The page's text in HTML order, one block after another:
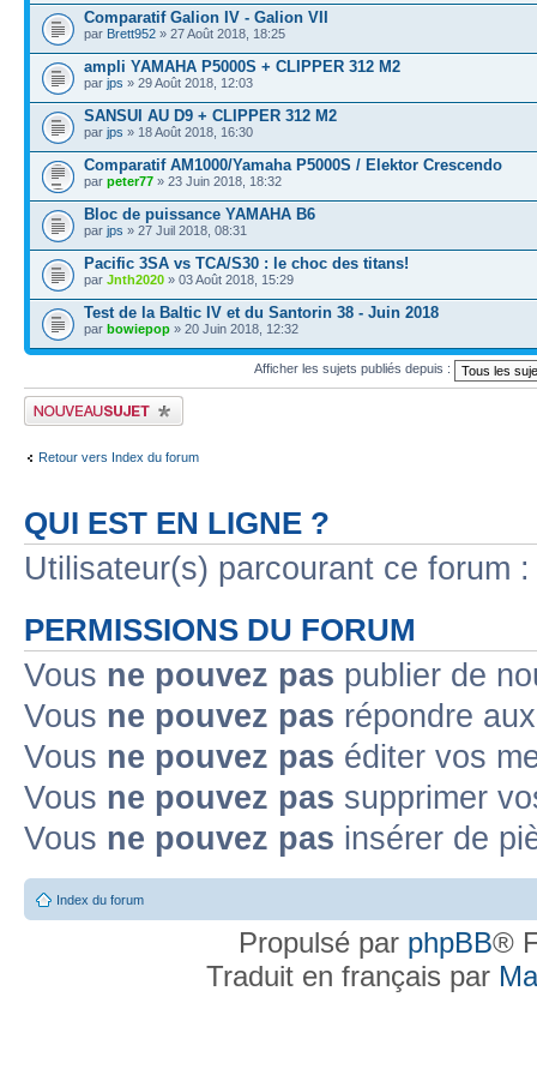
Comparatif Galion IV - Galion VII
par Brett952 » 27 Août 2018, 18:25
ampli YAMAHA P5000S + CLIPPER 312 M2
par jps » 29 Août 2018, 12:03
SANSUI AU D9 + CLIPPER 312 M2
par jps » 18 Août 2018, 16:30
Comparatif AM1000/Yamaha P5000S / Elektor Crescendo
par peter77 » 23 Juin 2018, 18:32
Bloc de puissance YAMAHA B6
par jps » 27 Juil 2018, 08:31
Pacific 3SA vs TCA/S30 : le choc des titans!
par Jnth2020 » 03 Août 2018, 15:29
Test de la Baltic IV et du Santorin 38 - Juin 2018
par bowiepop » 20 Juin 2018, 12:32
Afficher les sujets publiés depuis :
Publier un nouveau sujet
Retour vers Index du forum
QUI EST EN LIGNE ?
Utilisateur(s) parcourant ce forum
PERMISSIONS DU FORUM
Vous ne pouvez pas publier de
Vous ne pouvez pas répondre
Vous ne pouvez pas éditer vos
Vous ne pouvez pas supprimer
Vous ne pouvez pas insérer de
Index du forum
Propulsé par phpBB®
Traduit en français par